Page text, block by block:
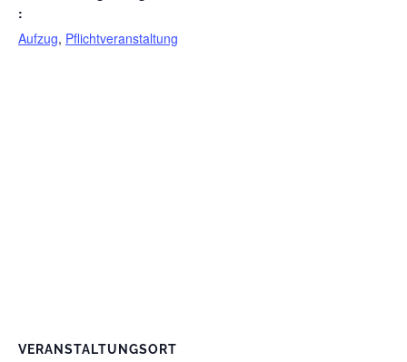
:
Aufzug, Pflichtveranstaltung
VERANSTALTUNGSORT